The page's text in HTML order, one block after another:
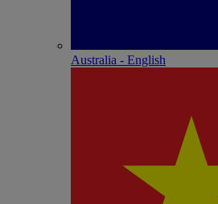
Australia - English